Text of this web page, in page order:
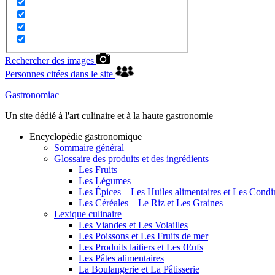
Rechercher des images
Personnes citées dans le site
Gastronomiac
Un site dédié à l'art culinaire et à la haute gastronomie
Encyclopédie gastronomique
Sommaire général
Glossaire des produits et des ingrédients
Les Fruits
Les Légumes
Les Épices – Les Huiles alimentaires et Les
Les Céréales – Le Riz et Les Graines
Lexique culinaire
Les Viandes et Les Volailles
Les Poissons et Les Fruits de mer
Les Produits laitiers et Les Œufs
Les Pâtes alimentaires
La Boulangerie et La Pâtisserie